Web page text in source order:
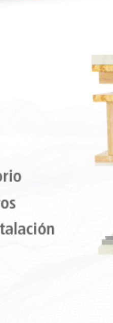
elásticas
en tres mezclas
Una gran variedad de
a cada tipo de obra.
a cargas a tracción de 650 a
a los entornos más exigentes.